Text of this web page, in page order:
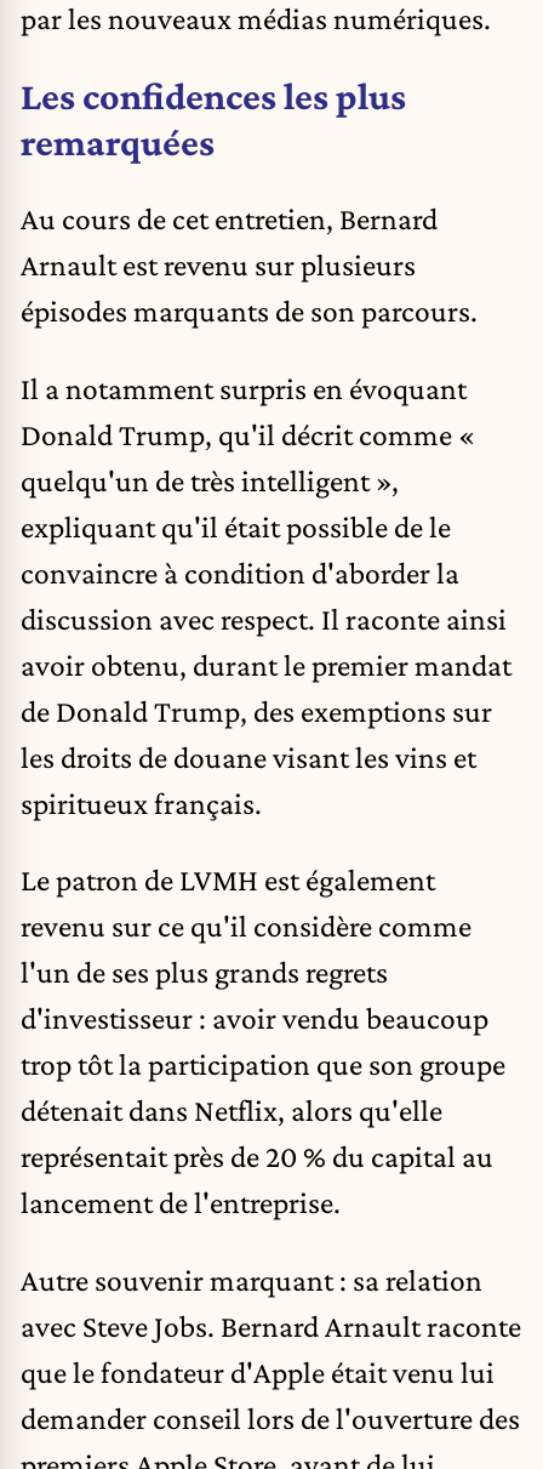
par les nouveaux médias numériques.
Les confidences les plus
remarquées
Au cours de cet entretien, Bernard
Arnault est revenu sur plusieurs
épisodes marquants de son parcours.
Il a notamment surpris en évoquant
Donald Trump, qu'il décrit comme «
quelqu'un de très intelligent »,
expliquant qu'il était possible de le
convaincre à condition d'aborder la
discussion avec respect. Il raconte ainsi
avoir obtenu, durant le premier mandat
de Donald Trump, des exemptions sur
les droits de douane visant les vins et
spiritueux français.
Le patron de LVMH est également
revenu sur ce qu'il considère comme
l'un de ses plus grands regrets
d'investisseur : avoir vendu beaucoup
trop tôt la participation que son groupe
détenait dans Netflix, alors qu'elle
représentait près de 20 % du capital au
lancement de l'entreprise.
Autre souvenir marquant : sa relation
avec Steve Jobs. Bernard Arnault raconte
que le fondateur d'Apple était venu lui
demander conseil lors de l'ouverture des